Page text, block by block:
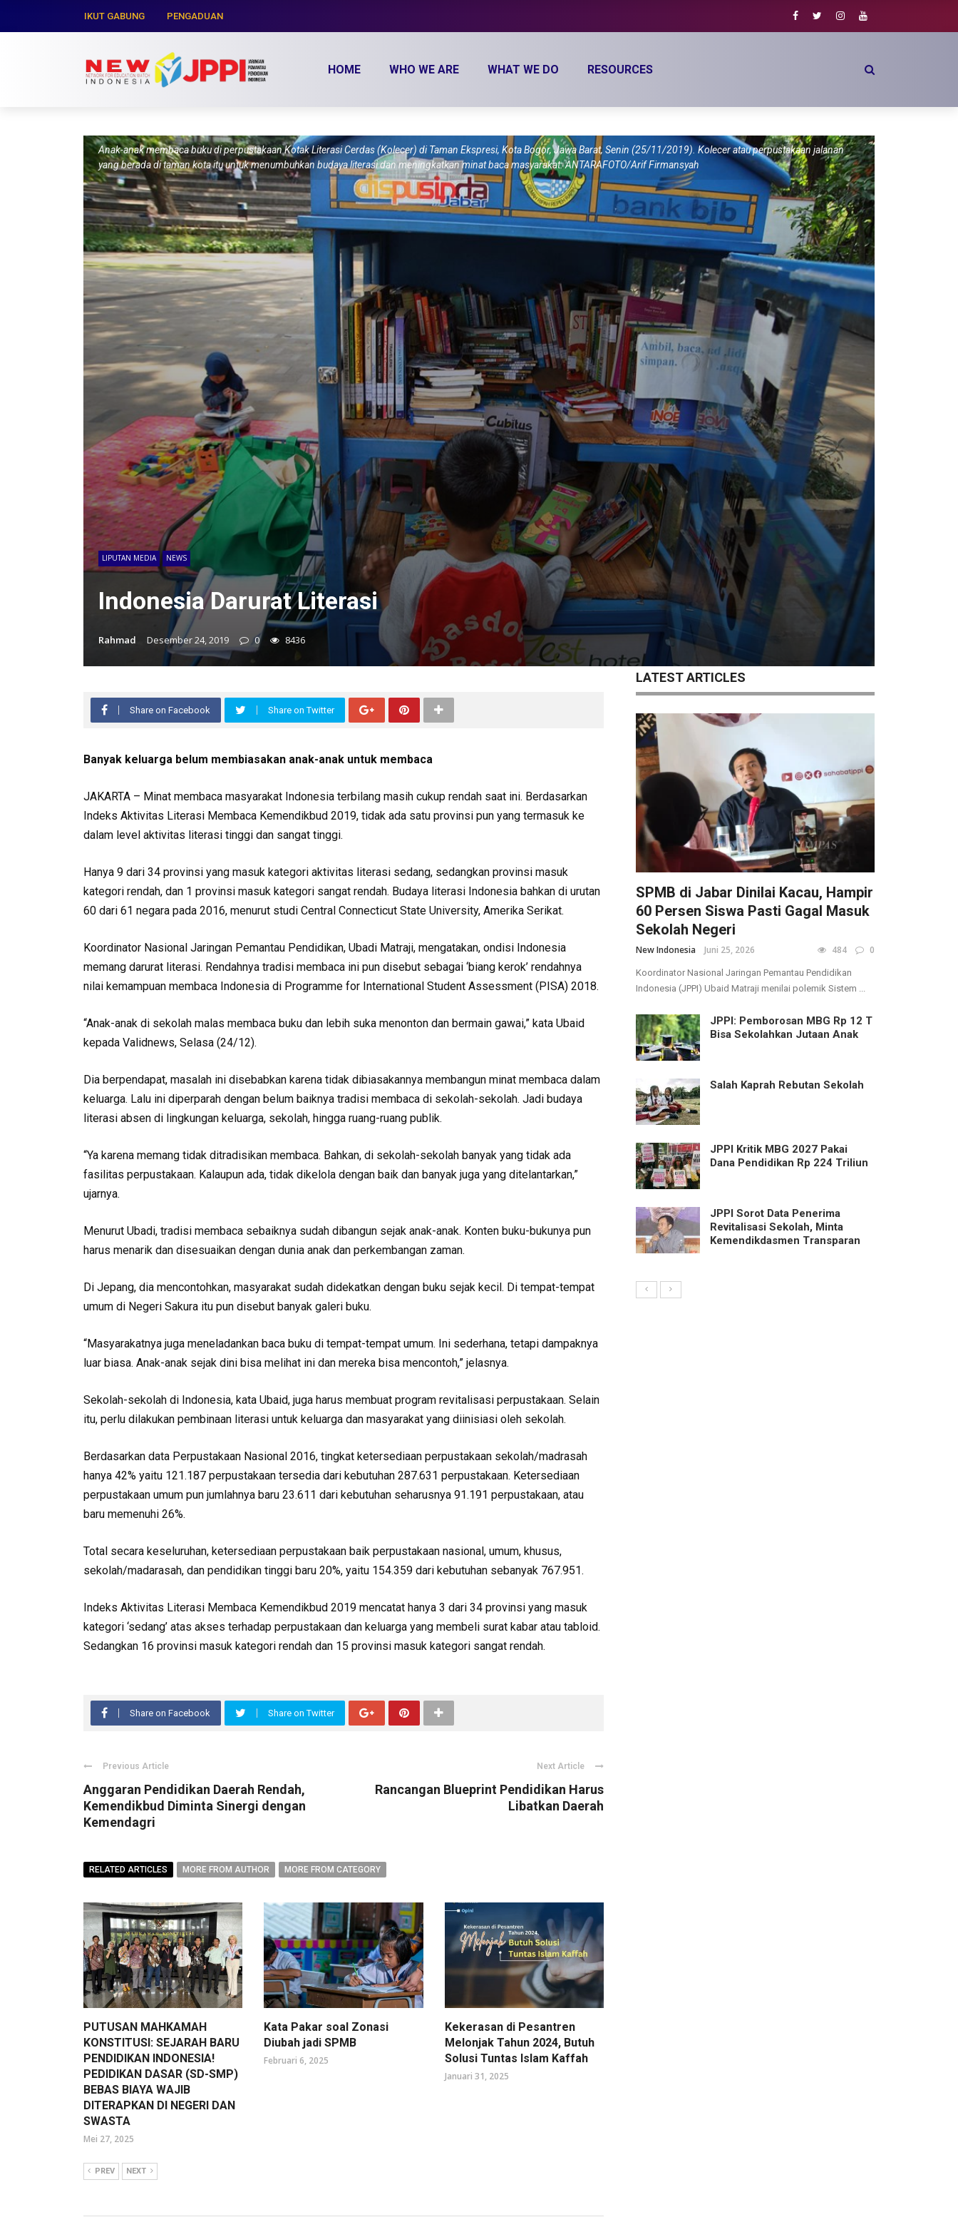
IKUT GABUNG PENGADUAN
HOME WHO WE ARE WHAT WE DO RESOURCES
Anak-anak membaca buku di perpustakaan Kotak Literasi Cerdas (Kolecer) di Taman Ekspresi, Kota Bogor, Jawa Barat, Senin (25/11/2019). Kolecer atau perpustakaan jalanan
yang berada di taman kota itu untuk menumbuhkan budaya literasi dan meningkatkan minat baca masyarakat. ANTARAFOTO/Arif Firmansyah
LIPUTAN MEDIA NEWS
Indonesia Darurat Literasi
Rahmad Desember 24, 2019 0 8436
Share on Facebook Share on Twitter
Banyak keluarga belum membiasakan anak-anak untuk membaca
JAKARTA – Minat membaca masyarakat Indonesia terbilang masih cukup rendah saat ini. Berdasarkan
Indeks Aktivitas Literasi Membaca Kemendikbud 2019, tidak ada satu provinsi pun yang termasuk ke
dalam level aktivitas literasi tinggi dan sangat tinggi.
Hanya 9 dari 34 provinsi yang masuk kategori aktivitas literasi sedang, sedangkan provinsi masuk
kategori rendah, dan 1 provinsi masuk kategori sangat rendah. Budaya literasi Indonesia bahkan di urutan
60 dari 61 negara pada 2016, menurut studi Central Connecticut State University, Amerika Serikat.
Koordinator Nasional Jaringan Pemantau Pendidikan, Ubadi Matraji, mengatakan, ondisi Indonesia
memang darurat literasi. Rendahnya tradisi membaca ini pun disebut sebagai ‘biang kerok’ rendahnya
nilai kemampuan membaca Indonesia di Programme for International Student Assessment (PISA) 2018.
“Anak-anak di sekolah malas membaca buku dan lebih suka menonton dan bermain gawai,” kata Ubaid
kepada Validnews, Selasa (24/12).
Dia berpendapat, masalah ini disebabkan karena tidak dibiasakannya membangun minat membaca dalam
keluarga. Lalu ini diperparah dengan belum baiknya tradisi membaca di sekolah-sekolah. Jadi budaya
literasi absen di lingkungan keluarga, sekolah, hingga ruang-ruang publik.
“Ya karena memang tidak ditradisikan membaca. Bahkan, di sekolah-sekolah banyak yang tidak ada
fasilitas perpustakaan. Kalaupun ada, tidak dikelola dengan baik dan banyak juga yang ditelantarkan,”
ujarnya.
Menurut Ubadi, tradisi membaca sebaiknya sudah dibangun sejak anak-anak. Konten buku-bukunya pun
harus menarik dan disesuaikan dengan dunia anak dan perkembangan zaman.
Di Jepang, dia mencontohkan, masyarakat sudah didekatkan dengan buku sejak kecil. Di tempat-tempat
umum di Negeri Sakura itu pun disebut banyak galeri buku.
“Masyarakatnya juga meneladankan baca buku di tempat-tempat umum. Ini sederhana, tetapi dampaknya
luar biasa. Anak-anak sejak dini bisa melihat ini dan mereka bisa mencontoh,” jelasnya.
Sekolah-sekolah di Indonesia, kata Ubaid, juga harus membuat program revitalisasi perpustakaan. Selain
itu, perlu dilakukan pembinaan literasi untuk keluarga dan masyarakat yang diinisiasi oleh sekolah.
Berdasarkan data Perpustakaan Nasional 2016, tingkat ketersediaan perpustakaan sekolah/madrasah
hanya 42% yaitu 121.187 perpustakaan tersedia dari kebutuhan 287.631 perpustakaan. Ketersediaan
perpustakaan umum pun jumlahnya baru 23.611 dari kebutuhan seharusnya 91.191 perpustakaan, atau
baru memenuhi 26%.
Total secara keseluruhan, ketersediaan perpustakaan baik perpustakaan nasional, umum, khusus,
sekolah/madarasah, dan pendidikan tinggi baru 20%, yaitu 154.359 dari kebutuhan sebanyak 767.951.
Indeks Aktivitas Literasi Membaca Kemendikbud 2019 mencatat hanya 3 dari 34 provinsi yang masuk
kategori ‘sedang’ atas akses terhadap perpustakaan dan keluarga yang membeli surat kabar atau tabloid.
Sedangkan 16 provinsi masuk kategori rendah dan 15 provinsi masuk kategori sangat rendah.
Share on Facebook Share on Twitter
Previous Article
Anggaran Pendidikan Daerah Rendah,
Kemendikbud Diminta Sinergi dengan
Kemendagri
Next Article
Rancangan Blueprint Pendidikan Harus
Libatkan Daerah
RELATED ARTICLES MORE FROM AUTHOR MORE FROM CATEGORY
PUTUSAN MAHKAMAH
KONSTITUSI: SEJARAH BARU
PENDIDIKAN INDONESIA!
PEDIDIKAN DASAR (SD-SMP)
BEBAS BIAYA WAJIB
DITERAPKAN DI NEGERI DAN
SWASTA
Mei 27, 2025
Kata Pakar soal Zonasi
Diubah jadi SPMB
Februari 6, 2025
Kekerasan di Pesantren
Melonjak Tahun 2024, Butuh
Solusi Tuntas Islam Kaffah
Januari 31, 2025
PREV NEXT
LATEST ARTICLES
SPMB di Jabar Dinilai Kacau, Hampir
60 Persen Siswa Pasti Gagal Masuk
Sekolah Negeri
New Indonesia Juni 25, 2026 484 0
Koordinator Nasional Jaringan Pemantau Pendidikan
Indonesia (JPPI) Ubaid Matraji menilai polemik Sistem ...
JPPI: Pemborosan MBG Rp 12 T
Bisa Sekolahkan Jutaan Anak
Salah Kaprah Rebutan Sekolah
JPPI Kritik MBG 2027 Pakai
Dana Pendidikan Rp 224 Triliun
JPPI Sorot Data Penerima
Revitalisasi Sekolah, Minta
Kemendikdasmen Transparan